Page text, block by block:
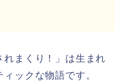
まくり！
」は生まれ
ックな物語です。